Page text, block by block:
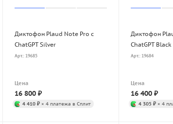
Диктофон Plaud Note Pro с
ChatGPT Silver
Арт.: 19685
Цена
16 800₽
4 410 ₽× 4 платежа в Сплит
Диктофон
ChatGPT Black
Арт.: 19684
Цена
16 400₽
4 305 ₽× 4